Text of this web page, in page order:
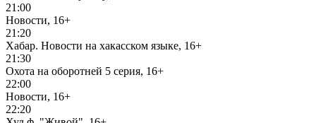
21:00
Новости, 16+
21:20
Хабар. Новости на хакасском языке, 16+
21:30
Охота на оборотней 5 серия, 16+
22:00
Новости, 16+
22:20